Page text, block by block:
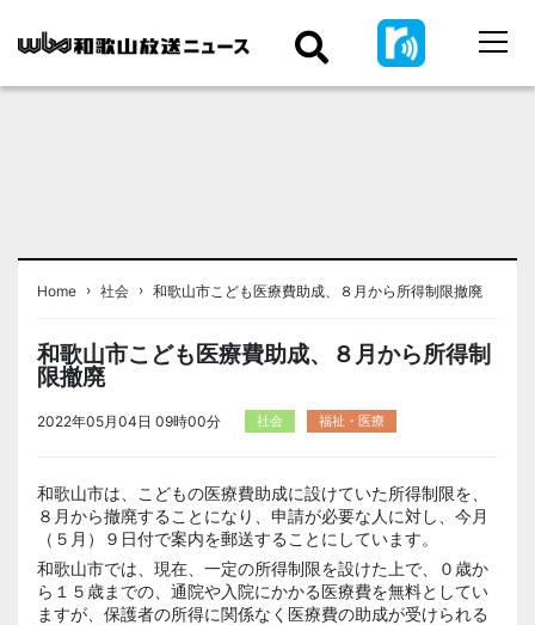
Home › 社会 › 和歌山市こども医療費助成、８月から所得制限撤廃
和歌山市こども医療費助成、８月から所得制
限撤廃
2022年05月04日 09時00分 社会 福祉・医療
和歌山市は、こどもの医療費助成に設けていた所得制限を、
８月から撤廃することになり、申請が必要な人に対し、今月
（５月）９日付で案内を郵送することにしています。
和歌山市では、現在、一定の所得制限を設けた上で、０歳か
ら１５歳までの、通院や入院にかかる医療費を無料としてい
ますが、保護者の所得に関係なく医療費の助成が受けられる